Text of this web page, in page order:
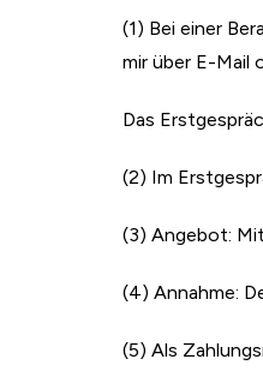
(1) Bei einer
mir über E-Mail
Das
(2) Im
(3) Angebot:
(4) Annahme:
(5) Als